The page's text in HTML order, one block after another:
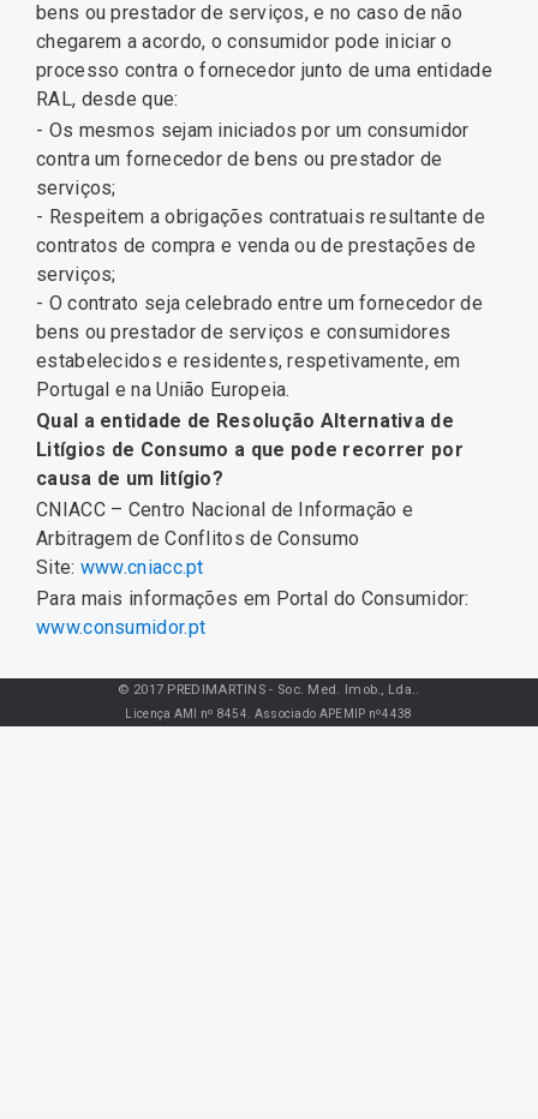
bens ou prestador de serviços, e no caso de não
chegarem a acordo, o consumidor pode iniciar o
processo contra o fornecedor junto de uma entidade
RAL, desde que:
- Os mesmos sejam iniciados por um consumidor
contra um fornecedor de bens ou prestador de
serviços;
- Respeitem a obrigações contratuais resultante de
contratos de compra e venda ou de prestações de
serviços;
- O contrato seja celebrado entre um fornecedor de
bens ou prestador de serviços e consumidores
estabelecidos e residentes, respetivamente, em
Portugal e na União Europeia.
Qual a entidade de Resolução Alternativa de
Litígios de Consumo a que pode recorrer por
causa de um litígio?
CNIACC – Centro Nacional de Informação e
Arbitragem de Conflitos de Consumo
Site: www.cniacc.pt
Para mais informações em Portal do Consumidor:
www.consumidor.pt
© 2017 PREDIMARTINS - Soc. Med. Imob., Lda..
Licença AMI nº 8454. Associado APEMIP nº4438